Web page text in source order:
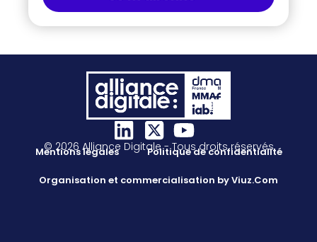
© 2026 Alliance Digitale - Tous droits réservés
Mentions légales Politique de confidentialité
Organisation et commercialisation by Viuz.Com